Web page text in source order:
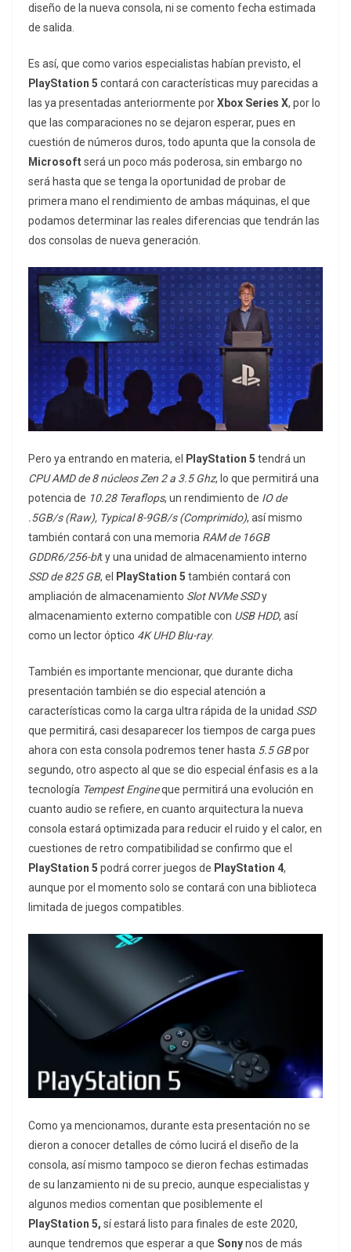
diseño de la nueva consola, ni se comento fecha estimada
de salida.
Es así, que como varios especialistas habían previsto, el
PlayStation 5 contará con características muy parecidas a
las ya presentadas anteriormente porXbox Series X, por lo
que las comparaciones no se dejaron esperar, pues en
cuestión de números duros, todo apunta que la consola de
Microsoft será un poco más poderosa, sin embargo no
será hasta que se tenga la oportunidad de probar de
primera mano el rendimiento de ambas máquinas, el que
podamos determinar las reales diferencias que tendrán las
dos consolas de nueva generación.
Pero ya entrando en materia, el PlayStation 5 tendrá un
CPU AMD de 8 núcleos Zen 2 a 3.5 Ghz, lo que permitirá una
potencia de 10.28 Teraflops, un rendimiento de IO de
.5GB/s (Raw), Typical 8-9GB/s (Comprimido), así mismo
también contará con una memoria RAM de 16GB
GDDR6/256-bit y una unidad de almacenamiento interno
SSD de 825 GB, el PlayStation 5 también contará con
ampliación de almacenamiento Slot NVMe SSDy
almacenamiento externo compatible con USB HDD, así
como un lector óptico 4K UHD Blu-ray.
También es importante mencionar, que durante dicha
presentación también se dio especial atención a
características como la carga ultra rápida de la unidad SSD
que permitirá, casi desaparecer los tiempos de carga pues
ahora con esta consola podremos tener hasta 5.5 GBpor
segundo, otro aspecto al que se dio especial énfasis es a la
tecnología Tempest Engineque permitirá una evolución en
cuanto audio se refiere, en cuanto arquitectura la nueva
consola estará optimizada para reducir el ruido y el calor, en
cuestiones de retro compatibilidad se confirmo que el
PlayStation 5 podrá correr juegos de PlayStation 4,
aunque por el momento solo se contará con una biblioteca
limitada de juegos compatibles.
Como ya mencionamos, durante esta presentación no se
dieron a conocer detalles de cómo lucirá el diseño de la
consola, así mismo tampoco se dieron fechas estimadas
de su lanzamiento ni de su precio, aunque especialistas y
algunos medios comentan que posiblemente el
PlayStation 5, sí estará listo para finales de este 2020,
aunque tendremos que esperar a que Sonynos de más